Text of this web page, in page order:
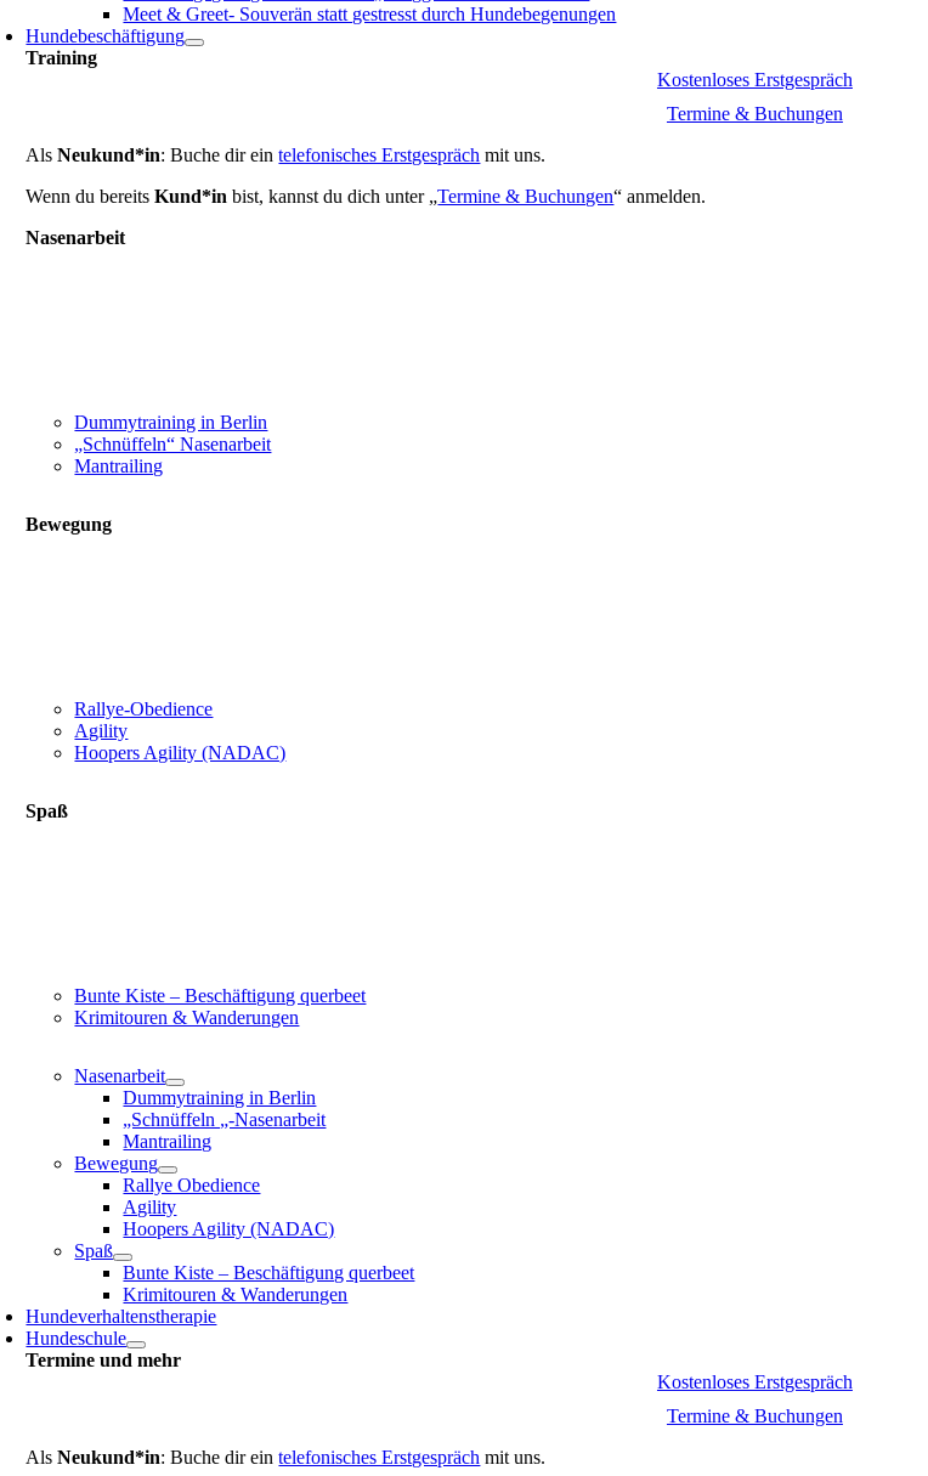
Meet & Greet- Souverän statt gestresst durch Hundebegenungen
Hundebeschäftigung
Training
Kostenloses Erstgespräch
Termine & Buchungen
AlsNeukund*in: Buche dir eintelefonisches Erstgespräch mit uns.
Wenn du bereitsKund*in bist, kannst du dich unter „Termine & Buchungen“ anmelden.
Nasenarbeit
Dummytraining in Berlin
„Schnüffeln“ Nasenarbeit
Mantrailing
Bewegung
Rallye-Obedience
Agility
Hoopers Agility (NADAC)
Spaß
Bunte Kiste – Beschäftigung querbeet
Krimitouren & Wanderungen
Nasenarbeit
Dummytraining in Berlin
„Schnüffeln „-Nasenarbeit
Mantrailing
Bewegung
Rallye Obedience
Agility
Hoopers Agility (NADAC)
Spaß
Bunte Kiste – Beschäftigung querbeet
Krimitouren & Wanderungen
Hundeverhaltenstherapie
Hundeschule
Termine und mehr
Kostenloses Erstgespräch
Termine & Buchungen
AlsNeukund*in: Buche dir eintelefonisches Erstgespräch mit uns.